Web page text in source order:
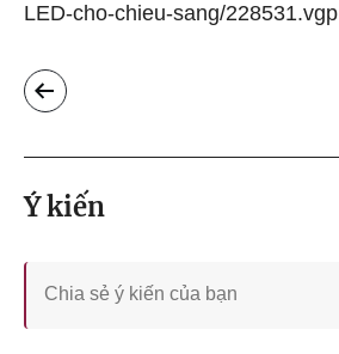
LED-cho-chieu-sang/228531.vgp
Ý kiến